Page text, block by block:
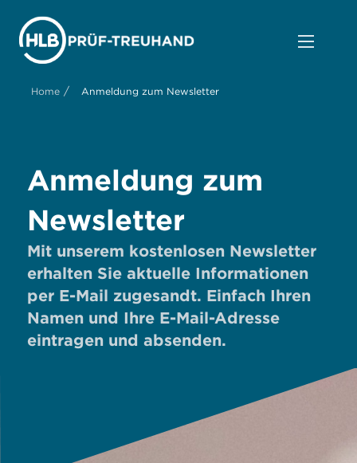
Home / Anmeldung zum Newsletter
Anmeldung zum
Newsletter
Mit unserem kostenlosen Newsletter
erhalten Sie aktuelle Informationen
per E-Mail zugesandt. Einfach Ihren
Namen und Ihre E-Mail-Adresse
eintragen und absenden.